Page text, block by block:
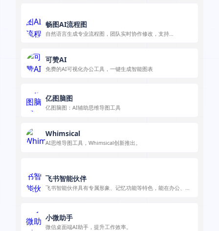
畅图AI流程图
自然语言生成专业流程图，团队实时协作修改，支持
可赞AI
免费的AI可视化办公工具，一键生成智能图表
亿图脑图
亿图脑图：AI辅助思维导图工具
Whimsical
AI思维导图工具，Whimsical创新推出。
飞书智能伙伴
飞书智能伙伴具有专属形象、记忆功能等特色，能在办公、知
小微助手
微信桌面端AI助手，提升工作效率。